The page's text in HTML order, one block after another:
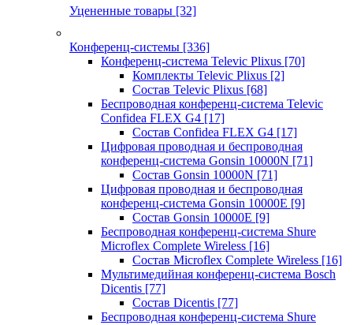
Уцененные товары [32]
Конференц-системы [336]
Конференц-система Televic Plixus [70]
Комплекты Televic Plixus [2]
Состав Televic Plixus [68]
Беспроводная конференц-система Televic
Confidea FLEX G4 [17]
Состав Confidea FLEX G4 [17]
Цифровая проводная и беспроводная
конференц-система Gonsin 10000N [71]
Состав Gonsin 10000N [71]
Цифровая проводная и беспроводная
конференц-система Gonsin 10000E [9]
Состав Gonsin 10000E [9]
Беспроводная конференц-система Shure
Microflex Complete Wireless [16]
Состав Microflex Complete Wireless [16]
Мультимедийная конференц-система Bosch
Dicentis [77]
Состав Dicentis [77]
Беспроводная конференц-система Shure